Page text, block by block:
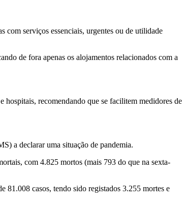
com serviços essenciais, urgentes ou de utilidade
de fora apenas os alojamentos relacionados com a
hospitais, recomendando que se facilitem medidores de
a declarar uma situação de pandemia.
com 4.825 mortos (mais 793 do que na sexta-
casos, tendo sido registados 3.255 mortes e